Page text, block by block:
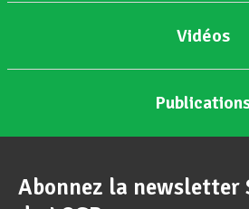
Vidéos
Abonnez la